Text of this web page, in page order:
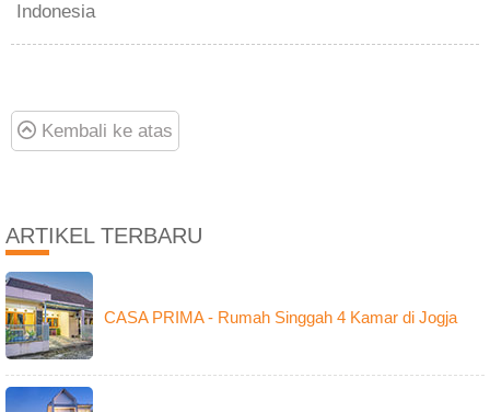
Indonesia
Kembali ke atas
ARTIKEL TERBARU
CASA PRIMA - Rumah Singgah 4 Kamar di Jogja